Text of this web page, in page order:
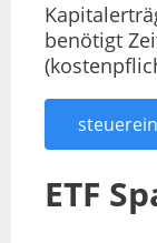
benötigt
ETF